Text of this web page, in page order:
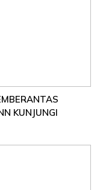
KUNJUNGI